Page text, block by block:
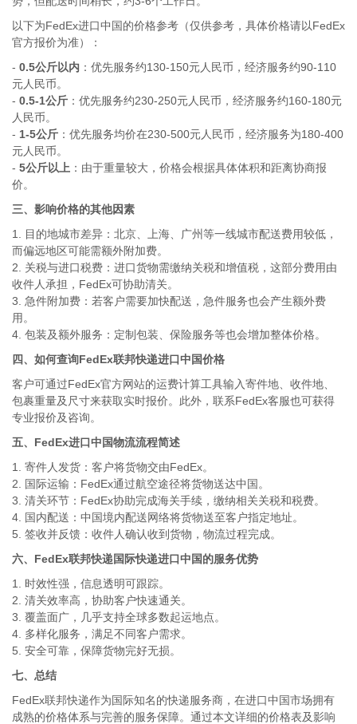
以下为FedEx进口中国的价格参考（仅供参考，具体价格请以FedEx
官方报价为准）：
- 0.5公斤以内 ：优先服务约130-150元人民币，经济服务约90-110
元人民币。
- 0.5-1公斤 ：优先服务约230-250元人民币，经济服务约160-180元
人民币。
- 1-5公斤 ：优先服务均价在230-500元人民币，经济服务为180-400
元人民币。
- 5公斤以上 ：由于重量较大，价格会根据具体体积和距离协商报
价。
三、影响价格的其他因素
1. 目的地城市差异：北京、上海、广州等一线城市配送费用较低，
而偏远地区可能需额外附加费。
2. 关税与进口税费：进口货物需缴纳关税和增值税，这部分费用由
收件人承担，FedEx可协助清关。
3. 急件附加费：若客户需要加快配送，急件服务也会产生额外费
用。
4. 包装及额外服务：定制包装、保险服务等也会增加整体价格。
四、如何查询FedEx联邦快递进口中国价格
客户可通过FedEx官方网站的运费计算工具输入寄件地、收件地、
包裹重量及尺寸来获取实时报价。此外，联系FedEx客服也可获得
专业报价及咨询。
五、FedEx进口中国物流流程简述
1. 寄件人发货：客户将货物交由FedEx。
2. 国际运输：FedEx通过航空途径将货物送达中国。
3. 清关环节：FedEx协助完成海关手续，缴纳相关关税和税费。
4. 国内配送：中国境内配送网络将货物送至客户指定地址。
5. 签收并反馈：收件人确认收到货物，物流过程完成。
六、FedEx联邦快递国际快递进口中国的服务优势
1. 时效性强，信息透明可跟踪。
2. 清关效率高，协助客户快速通关。
3. 覆盖面广，几乎支持全球多数起运地点。
4. 多样化服务，满足不同客户需求。
5. 安全可靠，保障货物完好无损。
七、总结
FedEx联邦快递作为国际知名的快递服务商，在进口中国市场拥有
成熟的价格体系与完善的服务保障。通过本文详细的价格表及影响